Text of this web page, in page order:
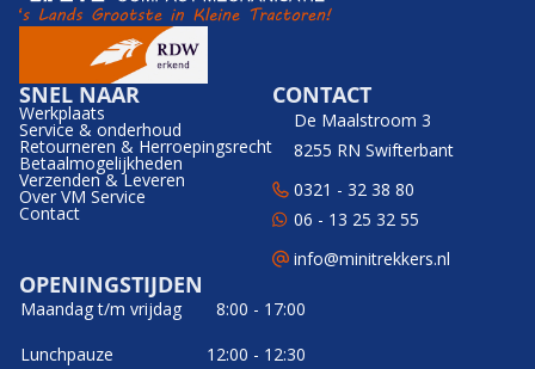
SNEL NAAR
Werkplaats
Service & onderhoud
Retourneren & Herroepingsrecht
Betaalmogelijkheden
Verzenden & Leveren
Over VM Service
Contact
CONTACT
De Maalstroom 3
8255 RN Swifterbant
0321 - 32 38 80
06 - 13 25 32 55
info@minitrekkers.nl
OPENINGSTIJDEN
Maandag t/m vrijdag
8:00 - 17:00
Lunchpauze
12:00 - 12:30